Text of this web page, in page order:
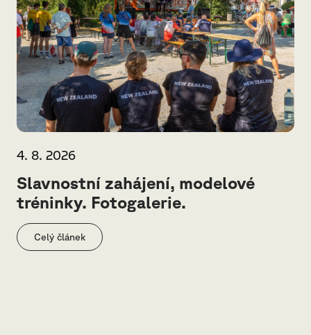
4. 8. 2026
Slavnostní zahájení, modelové
tréninky. Fotogalerie.
Celý článek